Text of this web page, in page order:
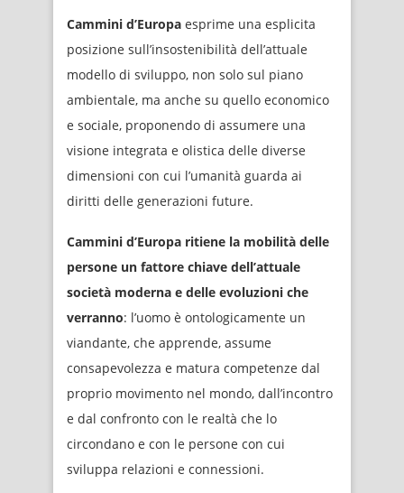
Cammini d’Europa esprime una esplicita
posizione sull’insostenibilità dell’attuale
modello di sviluppo, non solo sul piano
ambientale, ma anche su quello economico
e sociale, proponendo di assumere una
visione integrata e olistica delle diverse
dimensioni con cui l’umanità guarda ai
diritti delle generazioni future.
Cammini d’Europa ritiene la mobilità delle
persone un fattore chiave dell’attuale
società moderna e delle evoluzioni che
verranno: l’uomo è ontologicamente un
viandante, che apprende, assume
consapevolezza e matura competenze dal
proprio movimento nel mondo, dall’incontro
e dal confronto con le realtà che lo
circondano e con le persone con cui
sviluppa relazioni e connessioni.